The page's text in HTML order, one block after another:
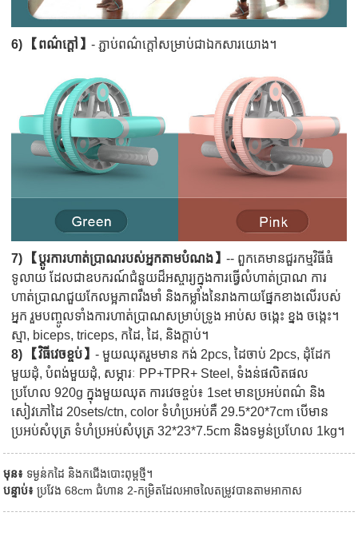
6) 【ពណ៌ក្តៅ】- ភ្ជាប់ពណ៌ក្តៅសម្រាប់ជាឯកសារយោង។
7) 【ប្ដូរការហាត់ប្រាណរបស់អ្នកតាមបំណង】-- ពួកគេមានជួរកម្មវិធីធំ
ទូលាយ ដែលជាឧបករណ៍ជំនួយដ៏អស្ចារ្យក្នុងការធ្វើលំហាត់ប្រាណ ការ
ហាត់ប្រាណជួយកែលម្អភាពរឹងមាំ និងកម្លាំងនៃរាងកាយផ្នែកខាងលើរបស់
អ្នក រួមបញ្ចូលទាំងការហាត់ប្រាណសម្រាប់ទ្រូង អាប់ស ចង្កេះ ខ្នង ចង្កេះ។
ស្មា, biceps, triceps, កដៃ, ដៃ, និងក្តាប់។
8) 【វិធីវេចខ្ចប់】- មួយឈុតរួមមាន កង់ 2pcs, ដៃចាប់ 2pcs, ដុំដែក
មួយដុំ, បំពង់មួយដុំ, សម្ភារៈ PP+TPR+ Steel, ទំងន់ផលិតផល
ប្រហែល 920g ក្នុងមួយឈុត ការវេចខ្ចប់៖ 1set មានប្រអប់ពណ៌ និង
សៀវភៅដៃ 20sets/ctn, color ទំហំប្រអប់គឺ 29.5*20*7cm បើមាន
ប្រអប់សំបុត្រ ទំហំប្រអប់សំបុត្រ 32*23*7.5cm និងទម្ងន់ប្រហែល 1kg។
មុន៖ ទម្ងន់កដៃ និងកជើងបោះពុម្ពថ្មី។
បន្ទាប់៖ ប្រវែង 68cm ជំហាន 2-កម្រិតដែលអាចលៃតម្រូវបានតាមអាកាស